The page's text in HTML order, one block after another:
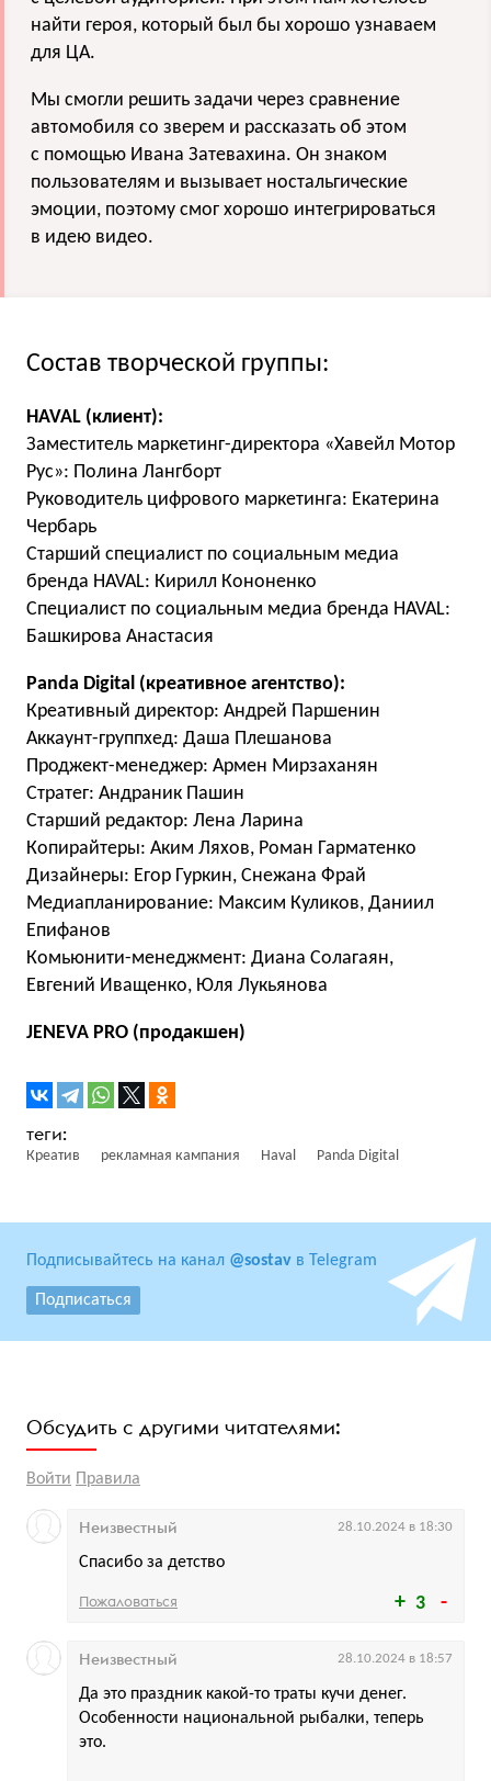
найти героя, который был бы хорошо узнаваем
для ЦА.
Мы смогли решить задачи через сравнение
автомобиля со зверем и рассказать об этом
с помощью Ивана Затевахина. Он знаком
пользователям и вызывает ностальгические
эмоции, поэтому смог хорошо интегрироваться
в идею видео.
Состав творческой группы:
HAVAL (клиент):
Заместитель маркетинг-директора «Хавейл Мотор
Рус»: Полина Лангборт
Руководитель цифрового маркетинга: Екатерина
Чербарь
Старший специалист по социальным медиа
бренда HAVAL: Кирилл Кононенко
Специалист по социальным медиа бренда HAVAL:
Башкирова Анастасия
Panda Digital (креативное агентство):
Креативный директор: Андрей Паршенин
Аккаунт-группхед: Даша Плешанова
Проджект-менеджер: Армен Мирзаханян
Стратег: Андраник Пашин
Старший редактор: Лена Ларина
Копирайтеры: Аким Ляхов, Роман Гарматенко
Дизайнеры: Егор Гуркин, Снежана Фрай
Медиапланирование: Максим Куликов, Даниил
Епифанов
Комьюнити-менеджмент: Диана Солагаян,
Евгений Иващенко, Юля Лукьянова
JENEVA PRO (продакшен)
Креатив рекламная кампания Haval Panda Digital
Подписывайтесь на канал @sostav в Telegram
Подписаться
Обсудить с другими читателями:
Войти Правила
3
Спасибо за детство
Неизвестный 28.10.2024 в 18:30
Пожаловаться
Да это праздник какой-то траты кучи денег.
Особенности национальной рыбалки, теперь
это.
Неизвестный 28.10.2024 в 18:57